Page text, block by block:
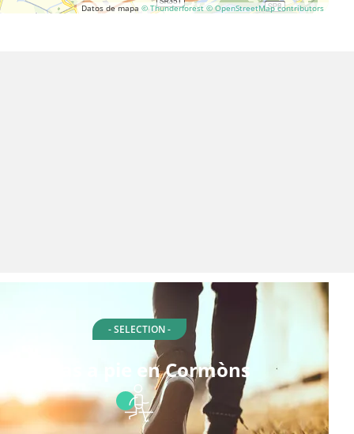
Datos de mapa © Thunderforest © OpenStreetMap contributors
- SELECTION -
Rutas a pie en Cormòns